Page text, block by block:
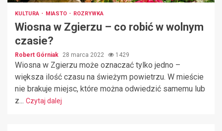
KULTURA MIASTO ROZRYWKA
Wiosna w Zgierzu – co robić w wolnym
czasie?
Robert Górniak 28 marca 2022 1429
Wiosna w Zgierzu może oznaczać tylko jedno –
większa ilość czasu na świeżym powietrzu. W mieście
nie brakuje miejsc, które można odwiedzić samemu lub
z... Czytaj dalej